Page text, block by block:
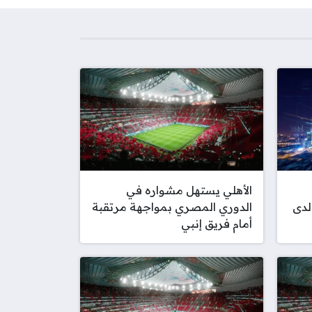
لدى
الأهلي يستهل مشواره في
الدوري المصري بمواجهة مرتقبة
أمام فريق إنبي